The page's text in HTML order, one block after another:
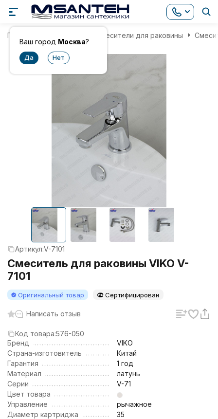
Ваш город Москва?
Главная Смесители для раковины
Артикул:V-7101
Смеситель для раковины VIKO V-
7101
Оригинальный товар Сертифицирован
Написать отзыв
Код товара:576-050
Бренд
VIKO
Страна-изготовитель
Китай
Гарантия
1 год
Материал
латунь
Серии
V-71
Цвет товара
Управление
рычажное
Диаметр картриджа
35